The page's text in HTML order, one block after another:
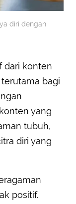
diri dengan
dari konten
bagi
yang
tubuh,
diri yang
positif.